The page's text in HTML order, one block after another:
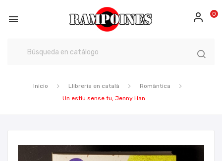
 0
Inicio Llibreria en català
Romàntica
Un estiu sense tu, Jenny Han